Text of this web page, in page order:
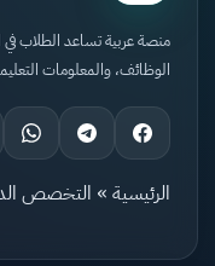
منصة عربية تساعد الطلاب في
الوظائف، والمعلومات
الرئيسية » التخصص